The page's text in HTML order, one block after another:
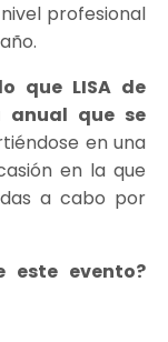
profesional
que LISA de
anual que se
en una
en la que
a cabo por
este evento?